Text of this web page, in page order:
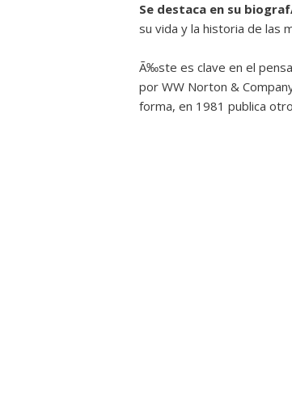
Se destaca en su
su vida y la historia de las
Ã‰ste es clave en el
por WW Norton &
forma, en 1981 publica